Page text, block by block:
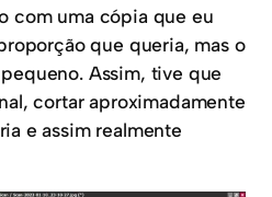
com uma cópia que eu
que queria, mas o
Assim, tive que
cortar aproximadamente
e assim realmente